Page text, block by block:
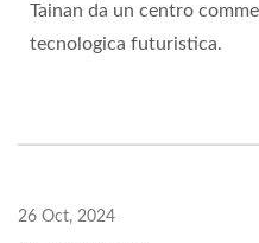
Tainan da un centro
tecnologica futuristica.
26 Oct, 2024